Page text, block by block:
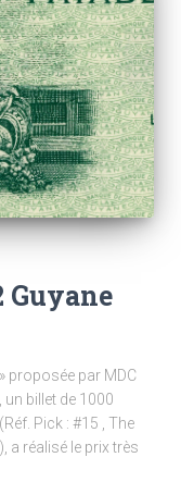
Guyane
proposée par MDC
billet de 1000
Pick : #15 , The
a réalisé le prix très